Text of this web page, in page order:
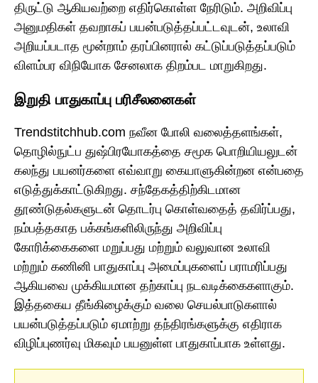
திருட்டு ஆகியவற்றை எதிர்கொள்ள நேரிடும். அறிவிப்பு
அனுமதிகள் தவறாகப் பயன்படுத்தப்பட்டவுடன், உலாவி
அறியப்படாத மூன்றாம் தரப்பினரால் கட்டுப்படுத்தப்படும்
விளம்பர விநியோக சேனலாக திறம்பட மாறுகிறது.
இறுதி பாதுகாப்பு பரிசீலனைகள்
Trendstitchhub.com நவீன போலி வலைத்தளங்கள்,
தொழில்நுட்ப துஷ்பிரயோகத்தை சமூக பொறியியலுடன்
கலந்து பயனர்களை எவ்வாறு கையாளுகின்றன என்பதை
எடுத்துக்காட்டுகிறது. சந்தேகத்திற்கிடமான
தூண்டுதல்களுடன் தொடர்பு கொள்வதைத் தவிர்ப்பது,
நம்பத்தகாத பக்கங்களிலிருந்து அறிவிப்பு
கோரிக்கைகளை மறுப்பது மற்றும் வலுவான உலாவி
மற்றும் கணினி பாதுகாப்பு அமைப்புகளைப் பராமரிப்பது
ஆகியவை முக்கியமான தற்காப்பு நடவடிக்கைகளாகும்.
இத்தகைய தீங்கிழைக்கும் வலை செயல்பாடுகளால்
பயன்படுத்தப்படும் ஏமாற்று தந்திரங்களுக்கு எதிராக
விழிப்புணர்வு மிகவும் பயனுள்ள பாதுகாப்பாக உள்ளது.